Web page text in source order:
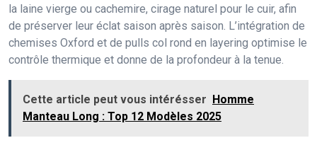
la laine vierge ou cachemire, cirage naturel pour le cuir, afin
de préserver leur éclat saison après saison. L’intégration de
chemises Oxford et de pulls col rond en layering optimise le
contrôle thermique et donne de la profondeur à la tenue.
Cette article peut vous intérésser
Homme
Manteau Long : Top 12 Modèles 2025